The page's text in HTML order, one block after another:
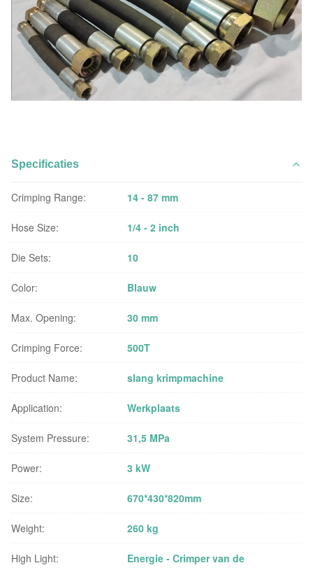
Specificaties
Crimping Range: 14 - 87 mm
Hose Size: 1/4 - 2 inch
Die Sets: 10
Color: Blauw
Max. Opening: 30 mm
Crimping Force: 500T
Product Name: slang krimpmachine
Application: Werkplaats
System Pressure: 31,5 MPa
Power: 3 kW
Size: 670*430*820mm
Weight: 260 kg
High Light:
Energie - Crimper van de